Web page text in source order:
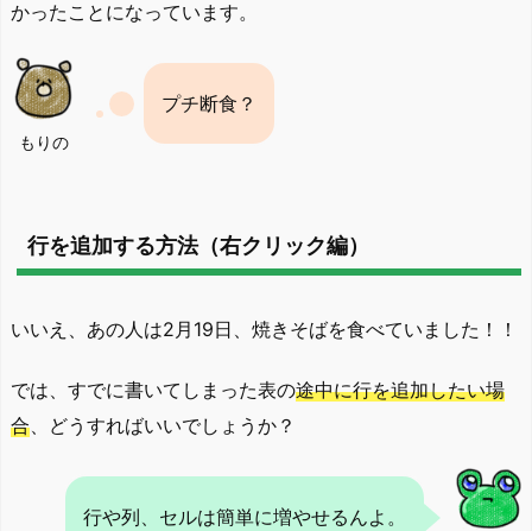
かったことになっています。
もりの
プチ断食？
行を追加する方法（右クリック編）
いいえ、あの人は2月19日、焼きそばを食べていました！！
では、すでに書いてしまった表の途中に行を追加したい場
合、どうすればいいでしょうか？
行や列、セルは簡単に増やせるんよ。